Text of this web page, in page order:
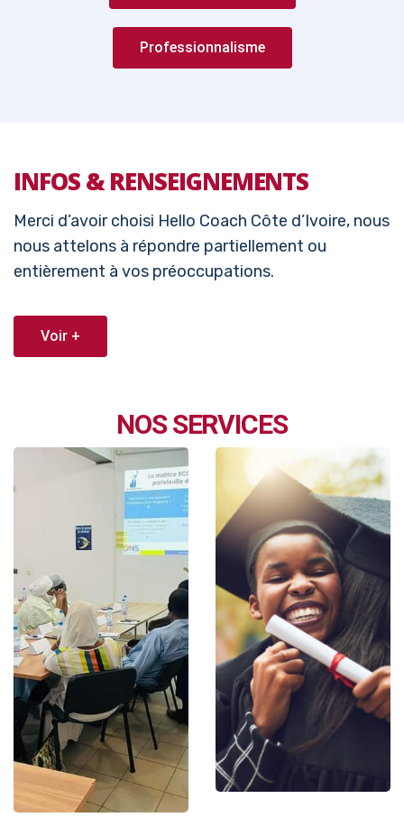
Professionnalisme
INFOS & RENSEIGNEMENTS
Merci d’avoir choisi Hello Coach Côte d’Ivoire, nous
nous attelons à répondre partiellement ou
entièrement à vos préoccupations.
Voir +
NOS SERVICES